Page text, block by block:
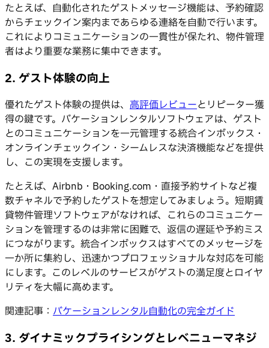
たとえば、自動化されたゲストメッセージ機能は、予約確認
からチェックイン案内まであらゆる連絡を自動で行います。
これによりコミュニケーションの一貫性が保たれ、物件管理
者はより重要な業務に集中できます。
2. ゲスト体験の向上
優れたゲスト体験の提供は、 高評価レビューとリピーター獲
得の鍵です。バケーションレンタルソフトウェアは、ゲスト
とのコミュニケーションを一元管理する統合インボックス・
オンラインチェックイン・シームレスな決済機能などを提供
し、この実現を支援します。
たとえば、Airbnb・Booking.com・直接予約サイトなど複
数チャネルで予約したゲストを想定してみましょう。短期賃
貸物件管理ソフトウェアがなければ、これらのコミュニケー
ションを管理するのは非常に困難で、返信の遅延や予約ミス
につながります。統合インボックスはすべてのメッセージを
一か所に集約し、迅速かつプロフェッショナルな対応を可能
にします。このレベルのサービスがゲストの満足度とロイヤ
リティを大幅に高めます。
関連記事： バケーションレンタル自動化の完全ガイド
3. ダイナミックプライシングとレベニューマネジ